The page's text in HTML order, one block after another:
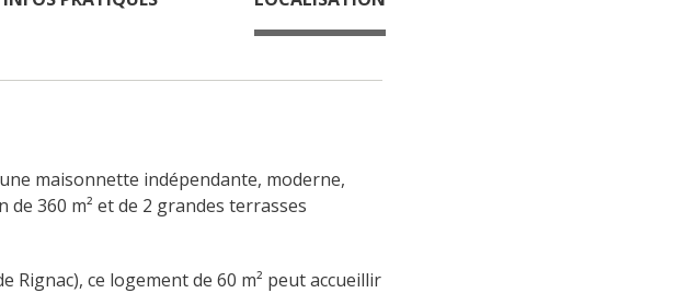
maisonnette indépendante, moderne,
360 m² et de 2 grandes terrasses
Rignac), ce logement de 60 m² peut accueillir